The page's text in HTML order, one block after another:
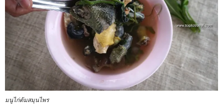
มนูไก่ต้มสมุนไพร